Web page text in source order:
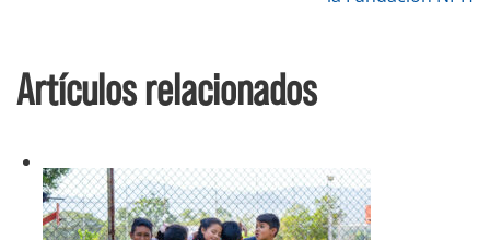
Artículos relacionados